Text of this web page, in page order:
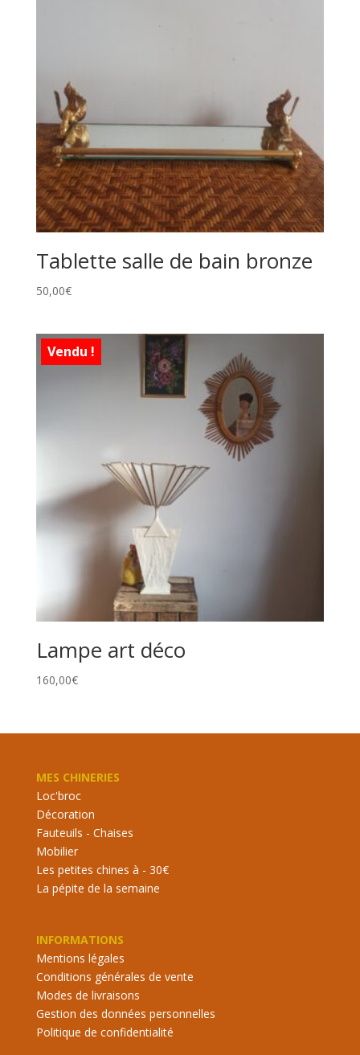
Tablette salle de bain bronze
50,00€
Vendu !
Lampe art déco
160,00€
MES CHINERIES
Loc'broc
Décoration
Fauteuils - Chaises
Mobilier
Les petites chines à - 30€
La pépite de la semaine
INFORMATIONS
Mentions légales
Conditions générales de vente
Modes de livraisons
Gestion des données personnelles
Politique de confidentialité